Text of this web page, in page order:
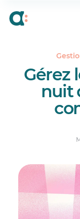
Gérez
nuit
?
Comment
attirantes pour
Comment
La clé pour